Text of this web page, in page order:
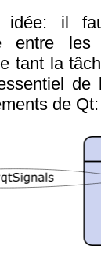
idée: il
entre les
tant la
de Qt: